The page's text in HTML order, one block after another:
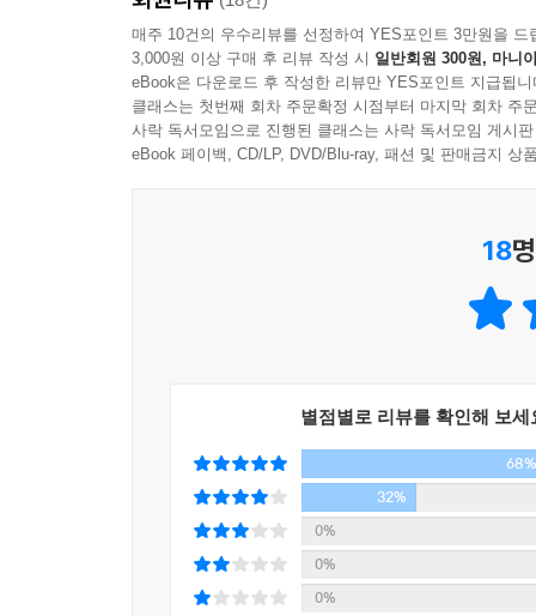
〈상실 수업〉은 상실의 비탄과 고통을 경험해보
아픔을 체험한 이들이 일상에서 부딪치는 슬픔과
사랑하는 이를 떠나보내야 하는 상실의 현실은
이력과 경험으로 ‘철저한 실제 사례를 통해 상실
남겨진 이들의 슬픔과 허무를 통틀어 ‘상실’로 일
상실을 겪고 있는 많은 이들에게 공감과 치유의 메
〈상실 수업〉은 사랑하는 이를 떠나보내 슬픔
〈상실 수업〉은 상실이 충격과 고통과 눈물만
질병뿐 아니라 사고, 범죄, 테러, 자살, 자연재해,
특히 재난으로 사랑하는 가족을 잃은 이들은 심
재난들은 대형 사상과 인명 피해 그리고 광범위
유대관계를 맺게 해준다. 생존자들은 슬픔과
매주 10건의 우수리뷰를 선정하여 YES포인트 3만원을 드
3,000원 이상 구매 후 리뷰 작성 시 일반회원 300원, 마니
eBook은 다운로드 후 작성한 리뷰만 YES포인트 지급됩니
클래스는 첫번째 회차 주문확정 시점부터 마지막 회차 주
사락 독서모임으로 진행된 클래스는 사락 독서모임 게시
eBook 페이백, CD/LP, DVD/Blu-ray, 패션 및 판매금지 상
18
별점별로 리뷰를 확인해 보세
68%
32%
0%
0%
0%